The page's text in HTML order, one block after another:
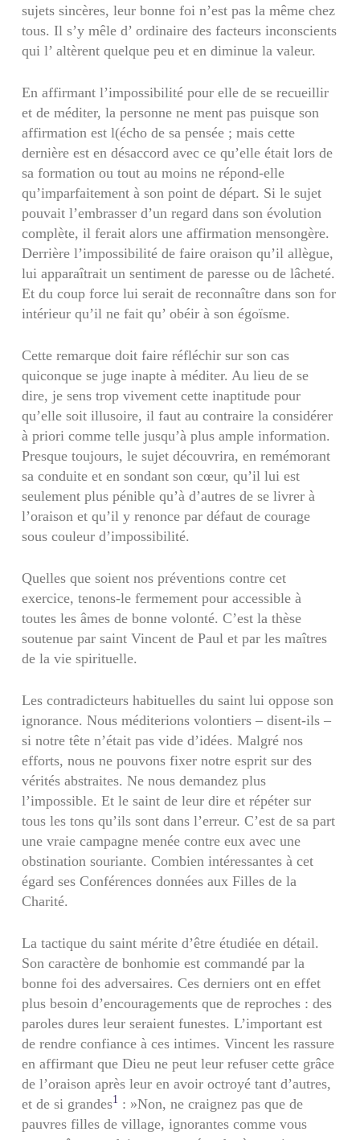
sujets sincères, leur bonne foi n’est pas la même chez
tous. Il s’y mêle d’ ordinaire des facteurs inconscients
qui l’ altèrent quelque peu et en diminue la valeur.
En affirmant l’impossibilité pour elle de se recueillir
et de méditer, la personne ne ment pas puisque son
affirmation est l(écho de sa pensée ; mais cette
dernière est en désaccord avec ce qu’elle était lors de
sa formation ou tout au moins ne répond-elle
qu’imparfaitement à son point de départ. Si le sujet
pouvait l’embrasser d’un regard dans son évolution
complète, il ferait alors une affirmation mensongère.
Derrière l’impossibilité de faire oraison qu’il allègue,
lui apparaîtrait un sentiment de paresse ou de lâcheté.
Et du coup force lui serait de reconnaître dans son for
intérieur qu’il ne fait qu’ obéir à son égoïsme.
Cette remarque doit faire réfléchir sur son cas
quiconque se juge inapte à méditer. Au lieu de se
dire, je sens trop vivement cette inaptitude pour
qu’elle soit illusoire, il faut au contraire la considérer
à priori comme telle jusqu’à plus ample information.
Presque toujours, le sujet découvrira, en remémorant
sa conduite et en sondant son cœur, qu’il lui est
seulement plus pénible qu’à d’autres de se livrer à
l’oraison et qu’il y renonce par défaut de courage
sous couleur d’impossibilité.
Quelles que soient nos préventions contre cet
exercice, tenons-le fermement pour accessible à
toutes les âmes de bonne volonté. C’est la thèse
soutenue par saint Vincent de Paul et par les maîtres
de la vie spirituelle.
Les contradicteurs habituelles du saint lui oppose son
ignorance. Nous méditerions volontiers – disent-ils –
si notre tête n’était pas vide d’idées. Malgré nos
efforts, nous ne pouvons fixer notre esprit sur des
vérités abstraites. Ne nous demandez plus
l’impossible. Et le saint de leur dire et répéter sur
tous les tons qu’ils sont dans l’erreur. C’est de sa part
une vraie campagne menée contre eux avec une
obstination souriante. Combien intéressantes à cet
égard ses Conférences données aux Filles de la
Charité.
La tactique du saint mérite d’être étudiée en détail.
Son caractère de bonhomie est commandé par la
bonne foi des adversaires. Ces derniers ont en effet
plus besoin d’encouragements que de reproches : des
paroles dures leur seraient funestes. L’important est
de rendre confiance à ces intimes. Vincent les rassure
en affirmant que Dieu ne peut leur refuser cette grâce
de l’oraison après leur en avoir octroyé tant d’autres,
et de si grandes1 : »Non, ne craignez pas que de
pauvres filles de village, ignorantes comme vous